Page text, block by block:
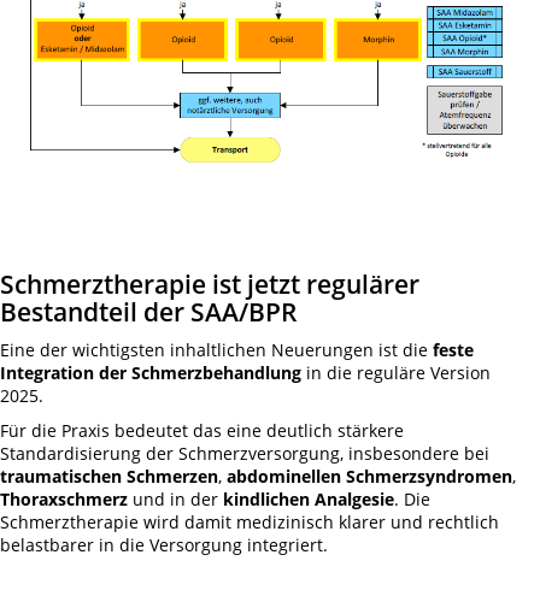
Schmerztherapie ist jetzt regulärer
Bestandteil der SAA/BPR
Eine der wichtigsten inhaltlichen Neuerungen ist die feste
Integration der Schmerzbehandlung in die reguläre Version
2025.
Für die Praxis bedeutet das eine deutlich stärkere
Standardisierung der Schmerzversorgung, insbesondere bei
traumatischen Schmerzen, abdominellen Schmerzsyndromen,
Thoraxschmerz und in der kindlichen Analgesie. Die
Schmerztherapie wird damit medizinisch klarer und rechtlich
belastbarer in die Versorgung integriert.